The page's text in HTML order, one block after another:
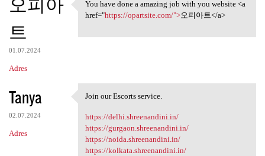
오피아
트
01.07.2024
Adres
You have done a amazing job
You have done a amazing job with you website <a
href="https://opartsite.com/">오피아트</a>
Tanya
02.07.2024
Adres
Join our Escorts service.
Join our Escorts service.
https://delhi.shreenandini.in/
https://gurgaon.shreenandini.in/
https://noida.shreenandini.in/
https://kolkata.shreenandini.in/